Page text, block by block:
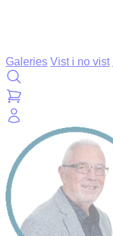
Galeries Vist i no vist